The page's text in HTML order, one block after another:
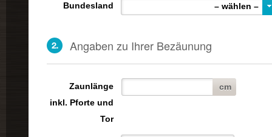
Bundesland – wählen –
Angaben zu Ihrer Bezäunung
Zaunlänge
inkl. Pforte und
Tor
cm